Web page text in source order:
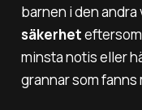
barnen i den
säkerhet
minsta notis eller
grannar som fanns